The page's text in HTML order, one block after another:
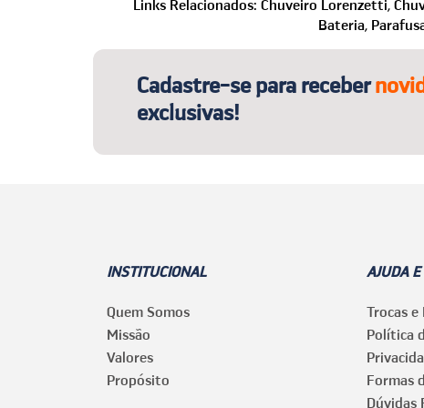
Links Relacionados: Chuveiro Lorenzetti,
Bateria,
Cadastre-se para receber
exclusivas!
INSTITUCIONAL
Quem Somos
Missão
Valores
Propósito
AJUDA E
Trocas e
Política
Formas
Dúvidas